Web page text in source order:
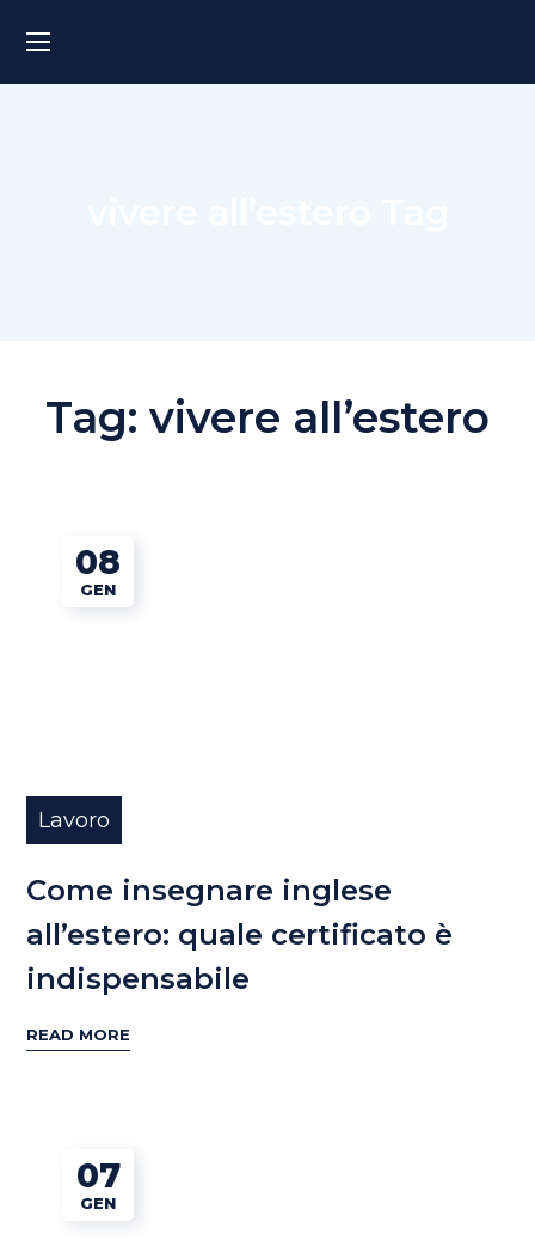
Tag: vivere all’estero
08
GEN
Lavoro
Come insegnare inglese
all’estero: quale certificato è
indispensabile
READ MORE
07
GEN